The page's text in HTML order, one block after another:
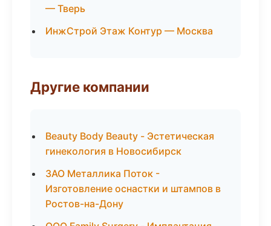
— Тверь
ИнжСтрой Этаж Контур — Москва
Другие компании
Beauty Body Beauty - Эстетическая
гинекология в Новосибирск
ЗАО Металлика Поток -
Изготовление оснастки и штампов в
Ростов-на-Дону